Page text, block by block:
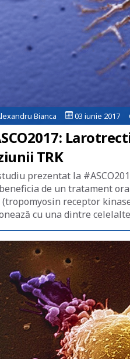
Bianca 03 iunie 2017
TRK
prezentat la
de un tratament
(tropomyosin receptor
cu una dintre